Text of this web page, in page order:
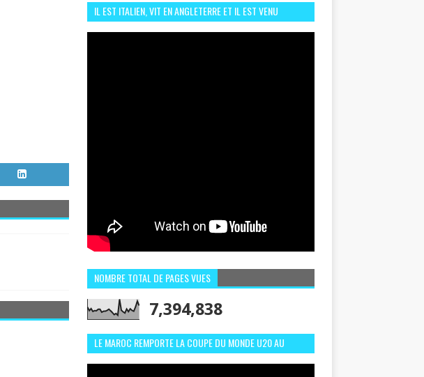
IL EST ITALIEN, VIT EN ANGLETERRE ET IL EST VENU
NOMBRE TOTAL DE PAGES VUES
7,394,838
LE MAROC REMPORTE LA COUPE DU MONDE U20 AU